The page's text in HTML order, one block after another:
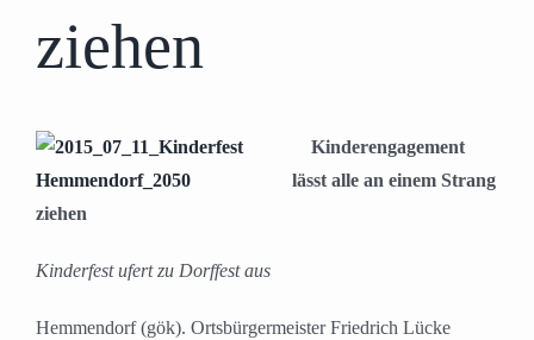
ziehen
Kinderengagement
lässt alle an einem Strang
ziehen
Kinderfest ufert zu Dorffest aus
Hemmendorf (gök). Ortsbürgermeister Friedrich Lücke